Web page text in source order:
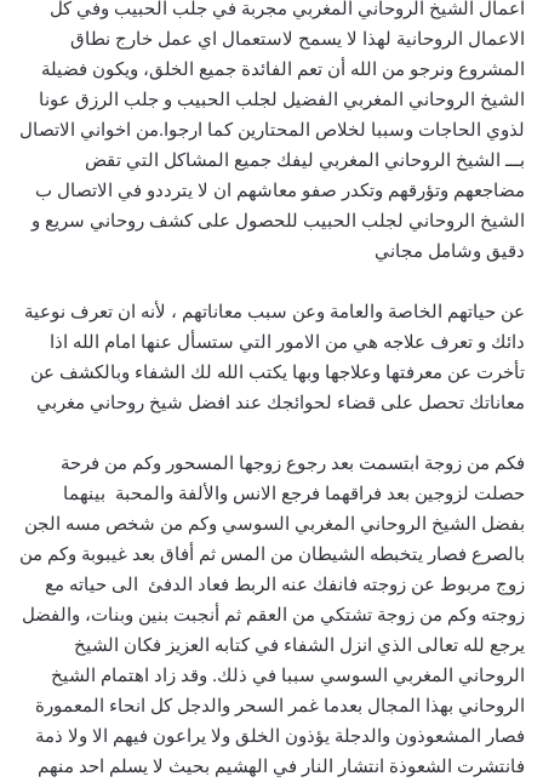
اعمال الشيخ الروحاني المغربي مجربة في جلب الحبيب وفي كل
الاعمال الروحانية لهذا لا يسمح لاستعمال اي عمل خارج نطاق
المشروع ونرجو من الله أن تعم الفائدة جميع الخلق، ويكون فضيلة
الشيخ الروحاني المغربي الفضيل لجلب الحبيب و جلب الرزق عونا
لذوي الحاجات وسببا لخلاص المحتارين كما ارجوا.من اخواني الاتصال
بـــ الشيخ الروحاني المغربي ليفك جميع المشاكل التي تقض
مضاجعهم وتؤرقهم وتكدر صفو معاشهم ان لا يترددو في الاتصال ب
الشيخ الروحاني لجلب الحبيب للحصول على كشف روحاني سريع و
دقيق وشامل مجاني
عن حياتهم الخاصة والعامة وعن سبب معاناتهم ، لأنه ان تعرف نوعية
دائك و تعرف علاجه هي من الامور التي ستسأل عنها امام الله اذا
تأخرت عن معرفتها وعلاجها وبها يكتب الله لك الشفاء وبالكشف عن
معاناتك تحصل على قضاء لحوائجك عند افضل شيخ روحاني مغربي
فكم من زوجة ابتسمت بعد رجوع زوجها المسحور وكم من فرحة
حصلت لزوجين بعد فراقهما فرجع الانس والألفة والمحبة بينهما
بفضل الشيخ الروحاني المغربي السوسي وكم من شخص مسه الجن
بالصرع فصار يتخبطه الشيطان من المس ثم أفاق بعد غيبوبة وكم من
زوج مربوط عن زوجته فانفك عنه الربط فعاد الدفئ الى حياته مع
زوجته وكم من زوجة تشتكي من العقم ثم أنجبت بنين وبنات، والفضل
يرجع لله تعالى الذي انزل الشفاء في كتابه العزيز فكان الشيخ
الروحاني المغربي السوسي سببا في ذلك. وقد زاد اهتمام الشيخ
الروحاني بهذا المجال بعدما غمر السحر والدجل كل انحاء المعمورة
فصار المشعوذون والدجلة يؤذون الخلق ولا يراعون فيهم الا ولا ذمة
فانتشرت الشعوذة انتشار النار في الهشيم بحيث لا يسلم احد منهم